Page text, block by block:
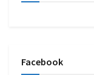
Facebook